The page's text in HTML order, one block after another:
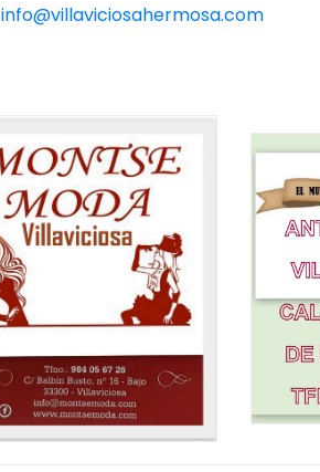
info@villaviciosahermosa.com